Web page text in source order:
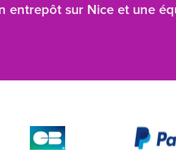
entrepôt sur Nice et une